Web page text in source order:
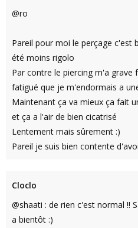
@ro
Pareil pour moi le perçage c'est
été moins rigolo
Par contre le piercing m'a
fatigué que je m'endormais a
Maintenant ça va mieux ça fait
et ça a l'air de bien cicatrisé
Lentement mais sûrement :)
Pareil je suis bien contente
Cloclo
@shaati : de rien c'est normal !!
a bientôt :)